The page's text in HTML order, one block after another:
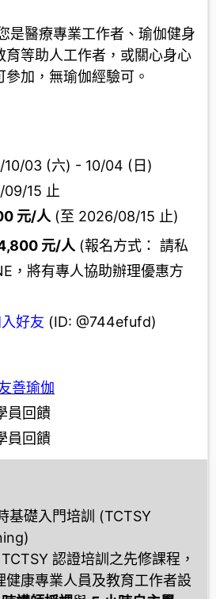
是醫療專業工作者、瑜伽健身
育等助人工作者，或關心身心
加，無瑜伽經驗可。
10/03 (六) - 10/04 (日)
15 止
元/人 (至 2026/08/15 止)
元/人 (報名方式： 請私
，將有專人協助辦理優惠方
好友 (ID: @744efufd)
善瑜伽
員回饋
員回饋
基礎入門培訓 (TCTSY
認證培訓之先修課程，
健康專業人員及教育工作者設